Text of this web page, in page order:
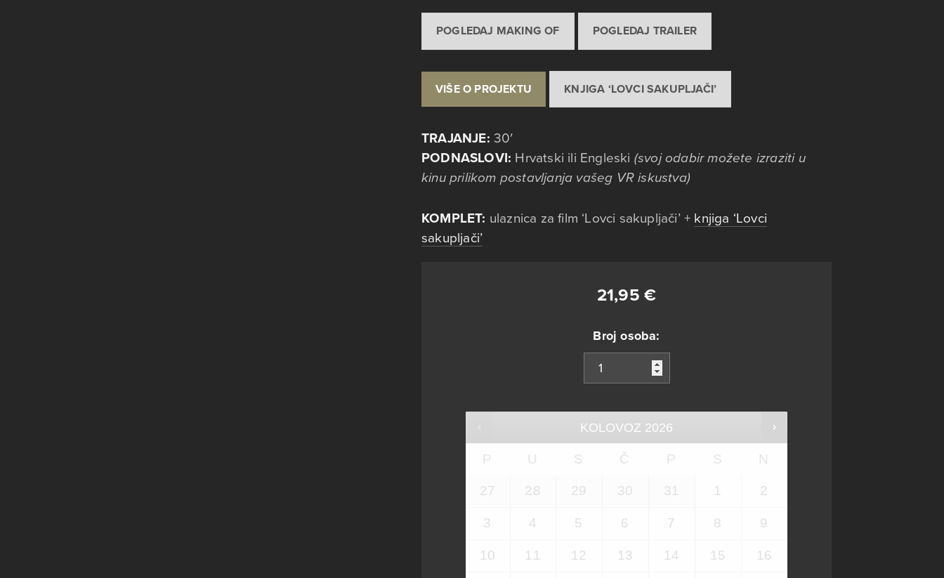
POGLEDAJ MAKING OF POGLEDAJ TRAILER
VIŠE O PROJEKTU KNJIGA ‘LOVCI SAKUPLJAČI’
TRAJANJE: 30′
PODNASLOVI: Hrvatski ili Engleski (svoj odabir možete izraziti u
kinu prilikom postavljanja vašeg VR iskustva)
KOMPLET: ulaznica za film ‘Lovci sakupljači’ + knjiga ‘Lovci
sakupljači’
21,95 €
Broj osoba:
KOLOVOZ 2026
P U S Č P S N
27 28 29 30 31 1 2
3 4 5 6 7 8 9
10 11 12 13 14 15 16